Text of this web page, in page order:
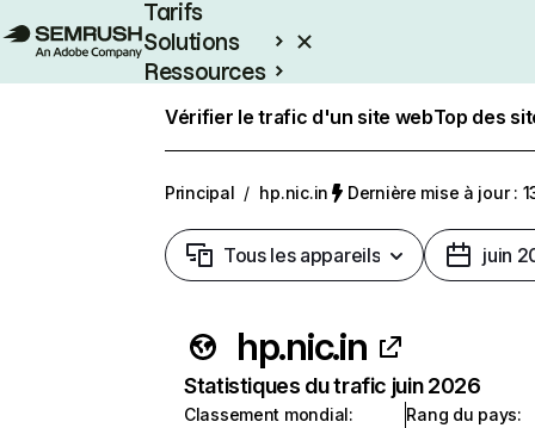
Tarifs
Solutions
Ressources
Vérifier le trafic d'un site webTop des
Principal / hp.nic.in Dernière mise à jour :
Tous les appareils juin
hp.nic.in
Statistiques du trafic juin 2026
Classement mondial:
Rang du pays: